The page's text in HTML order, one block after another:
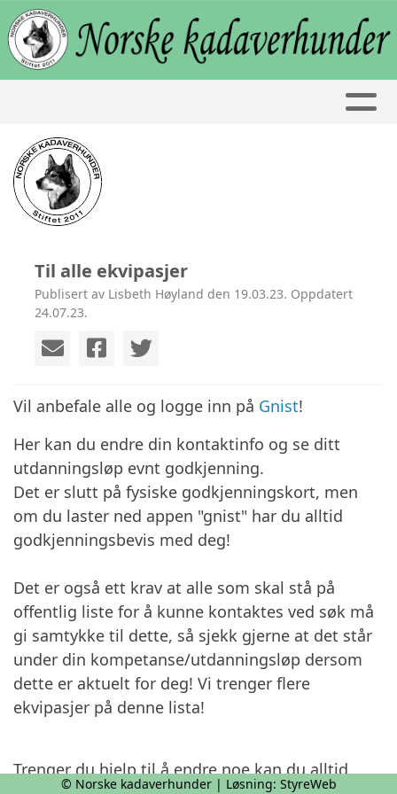
Til alle ekvipasjer
Publisert av Lisbeth Høyland den 19.03.23. Oppdatert
24.07.23.
Vil anbefale alle og logge inn på Gnist!
Her kan du endre din kontaktinfo og se ditt
utdanningsløp evnt godkjenning.
Det er slutt på fysiske godkjenningskort, men
om du laster ned appen "gnist" har du alltid
godkjenningsbevis med deg!
Det er også ett krav at alle som skal stå på
offentlig liste for å kunne kontaktes ved søk må
gi samtykke til dette, så sjekk gjerne at det står
under din kompetanse/utdanningsløp dersom
dette er aktuelt for deg! Vi trenger flere
ekvipasjer på denne lista!
Trenger du hjelp til å endre noe kan du alltid
© Norske kadaverhunder | Løsning: StyreWeb